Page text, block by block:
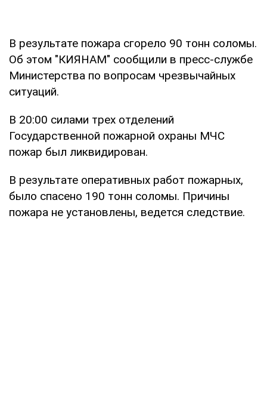
В результате пожара сгорело 90 тонн соломы.
Об этом "КИЯНАМ" сообщили в пресс-службе
Министерства по вопросам чрезвычайных
ситуаций.
В 20:00 силами трех отделений
Государственной пожарной охраны МЧС
пожар был ликвидирован.
В результате оперативных работ пожарных,
было спасено 190 тонн соломы. Причины
пожара не установлены, ведется следствие.